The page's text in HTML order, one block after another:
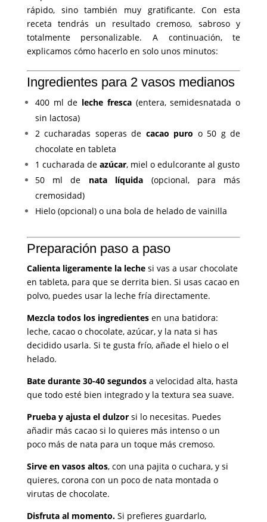
rápido, sino también muy gratificante. Con esta
receta tendrás un resultado cremoso, sabroso y
totalmente personalizable. A continuación, te
explicamos cómo hacerlo en solo unos minutos:
Ingredientes para 2 vasos medianos
400 ml de leche fresca(entera, semidesnatada o
sin lactosa)
2 cucharadas soperas de cacao puro o 50 g de
chocolate en tableta
1 cucharada de azúcar, miel o edulcorante al gusto
50 ml de nata líquida (opcional, para más
cremosidad)
Hielo (opcional) o una bola de helado de vainilla
Preparación paso a paso
Calienta ligeramente la lechesi vas a usar chocolate
en tableta, para que se derrita bien. Si usas cacao en
polvo, puedes usar la leche fría directamente.
Mezcla todos los ingredientesen una batidora:
leche, cacao o chocolate, azúcar, y la nata si has
decidido usarla. Si te gusta frío, añade el hielo o el
helado.
Bate durante 30-40 segundosa velocidad alta, hasta
que todo esté bien integrado y la textura sea suave.
Prueba y ajusta el dulzorsi lo necesitas. Puedes
añadir más cacao si lo quieres más intenso o un
poco más de nata para un toque más cremoso.
Sirve en vasos altos, con una pajita o cuchara, y si
quieres, corona con un poco de nata montada o
virutas de chocolate.
Disfruta al momento.Si prefieres guardarlo,